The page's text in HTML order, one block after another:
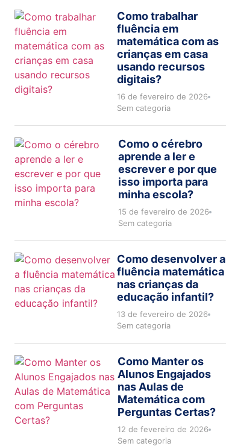
Como trabalhar
fluência em
matemática com as
crianças em casa
usando recursos
digitais?
16 de fevereiro de 2026
Sem categoria
Como o cérebro
aprende a ler e
escrever e por que
isso importa para
minha escola?
15 de fevereiro de 2026
Sem categoria
Como desenvolver a
fluência matemática
nas crianças da
educação infantil?
13 de fevereiro de 2026
Sem categoria
Como Manter os
Alunos Engajados
nas Aulas de
Matemática com
Perguntas Certas?
12 de fevereiro de 2026
Sem categoria